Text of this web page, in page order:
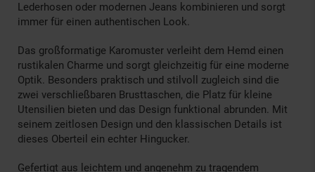
Lederhosen oder modernen Jeans kombinieren und sorgt
immer für einen authentischen Look.
Das großformatige Karomuster verleiht dem Hemd einen
rustikalen Charme und sorgt gleichzeitig für eine moderne
Optik. Besonders praktisch und stilvoll zugleich sind die
zwei verschließbaren Brusttaschen, die Platz für kleine
Utensilien bieten und das Design funktional abrunden. Mit
seinem zeitlosen Design und den klassischen Details ist
dieses Oberteil ein echter Hingucker.
Gefertigt aus leichtem und angenehm zu tragendem